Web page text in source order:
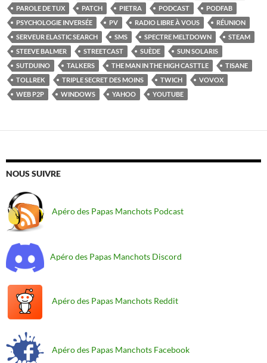
PAROLE DE TUX
PATCH PIETRA PODCAST
PODFAB
PSYCHOLOGIE INVERSÉE
PV RADIO LIBRE À VOUS
RÉUNION
SERVEUR ELASTIC SEARCH
SMS SPECTRE MELTDOWN
STEAM
STEEVE BALMER
STREETCAST SUÈDE
SUN SOLARIS
SUTDUINO
TALKERS THE MAN IN THE HIGH CASTTLE
TISANE
TOLLREK
TRIPLE SECRET DES MOINS TWICH
VOVOX
WEB P2P
WINDOWS YAHOO YOUTUBE
NOUS SUIVRE
Apéro des Papas Manchots Podcast
Apéro des Papas Manchots Discord
Apéro des Papas Manchots Reddit
Apéro des Papas Manchots Facebook